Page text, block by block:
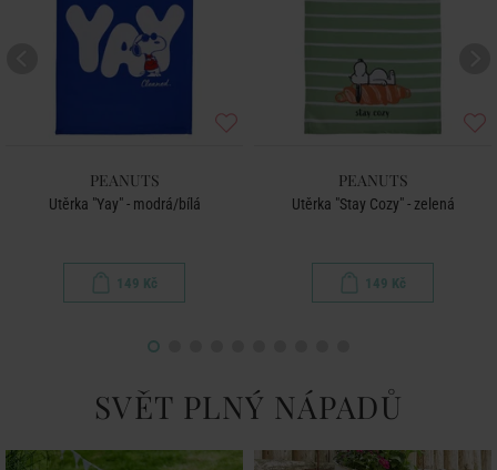
PEANUTS
Utěrka "Yay" - modrá/bílá
149 Kč
PEANUTS
Utěrka "Stay Cozy" - zelená
149 Kč
SVĚT PLNÝ NÁPADŮ